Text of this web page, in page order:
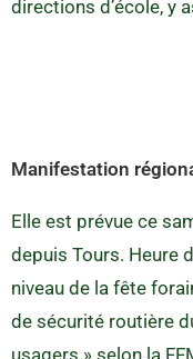
directions d’école, y
Manifestation
Elle est prévue ce
depuis Tours. Heure
niveau de la fête
de sécurité routière